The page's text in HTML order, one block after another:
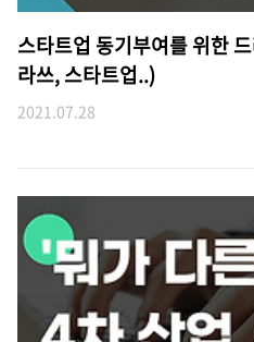
스타트업 동기부여를 위한
라쓰, 스타트업..)
2021.07.28